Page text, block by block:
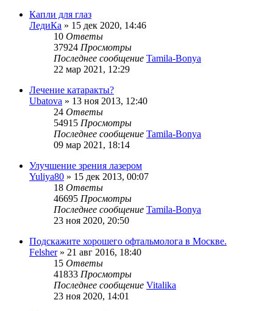
Капли для глаз
ЛедиКа » 15 дек 2020, 14:46
10 Ответы
37924 Просмотры
Последнее сообщение Tamila-Bonya
22 мар 2021, 12:29
Лечение катаракты?
Ubatova » 13 ноя 2013, 12:40
24 Ответы
54915 Просмотры
Последнее сообщение Tamila-Bonya
09 мар 2021, 18:14
Улучшение зрения лазером
Yuliya80 » 15 дек 2013, 00:07
18 Ответы
46695 Просмотры
Последнее сообщение Tamila-Bonya
23 ноя 2020, 20:50
Подскажите хорошего офтальмолога в Москве.
Felsher» 21 авг 2016, 18:40
15 Ответы
41833 Просмотры
Последнее сообщение Vitalika
23 ноя 2020, 14:01